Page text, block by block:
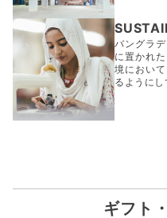
バングラ
に置かれ
境におい
るようにし
ギフト